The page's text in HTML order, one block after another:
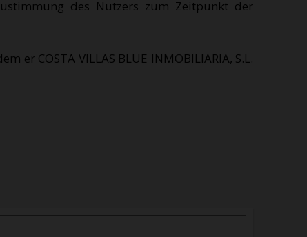
des Nutzers zum Zeitpunkt der
COSTA VILLAS BLUE INMOBILIARIA, S.L.